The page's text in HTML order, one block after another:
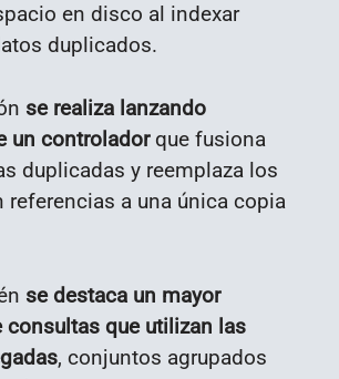
en disco al indexar
duplicados.
se realiza lanzando
un controladorque fusiona
duplicadas y reemplaza los
referencias a una única copia
se destaca un mayor
consultas que utilizan las
, conjuntos agrupados